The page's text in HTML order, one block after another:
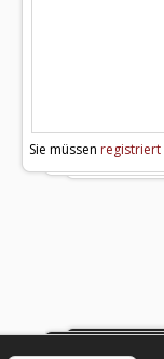
Sie müssen registriert